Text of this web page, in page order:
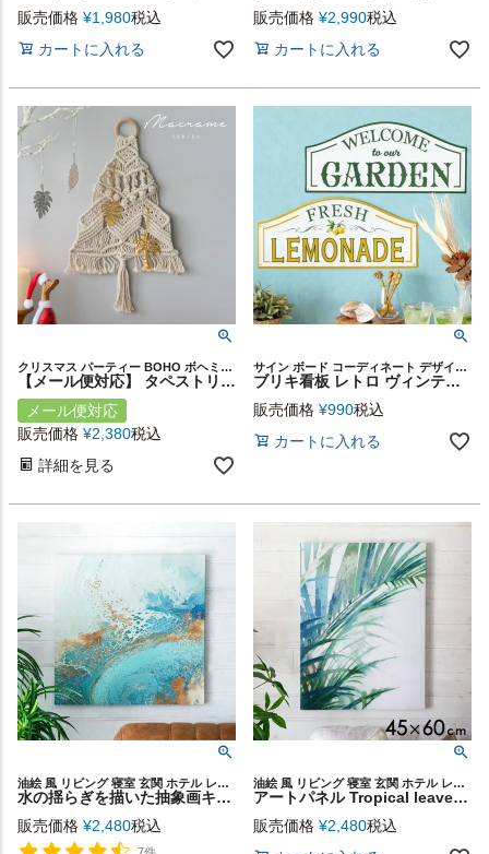
販売価格 ¥1,980税込
カートに入れる
販売価格 ¥2,990税込
カートに入れる
クリスマス パーティー BOHO ボヘミアン ウィービング クロシェ
【メール便対応】 タペストリー マクラメ編み マクラメロープ ツリー 壁掛け コットン インド 約 W 31cm H 50cm D 1cm [34495]【 インテリア 壁飾り ウォール デコレーション アート おしゃれ 北欧 リゾート ナチュラル エスニック 韓国 雑貨 西海岸風 海 塩系 】
メール便対応
販売価格 ¥2,380税込
詳細を見る
サイン ボード コーディネート デザインボード ブリキ アート
ブリキ看板 レトロ ヴィンテージ風 アンティーク調 LEMONADE GARDEN 約 W 50cm D 22cm [67034]【 デザイン ガーデニング ウォール アート デコレーション TIN PLATE ティン プレート 店舗 オブジェ 装飾 看板 壁掛け おしゃれ インテリア 雑貨 西海岸風 男前 塩系 】
販売価格 ¥990税込
カートに入れる
油絵 風 リビング 寝室 玄関 ホテル レストラン カフェ ギフト
水の揺らぎを描いた抽象画キャンバスアート AQUA 50×50cm [67060]
販売価格 ¥2,480税込
油絵 風 リビング 寝室 玄関 ホテル レストラン カフェ ギフト
アートパネル Tropical leaves 南国の葉 キャンバス アート 幅45cm 高さ60cm 長方形 絵 抽象画 [67063]【 ウォールデコレーション 壁掛け イラスト ボタニカル ヤシの木 パームリーフ 葉っぱ グリーン おしゃれ モダン 北欧 韓国 韓国インテリア 海外インテリア 】
販売価格 ¥2,480税込